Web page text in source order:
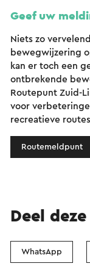
Geef uw
Niets zo
bewegwijzering
kan er toch een
ontbrekende
Routepunt Zuid-
voor
recreatieve
Routemeldpunt
Deel
WhatsApp